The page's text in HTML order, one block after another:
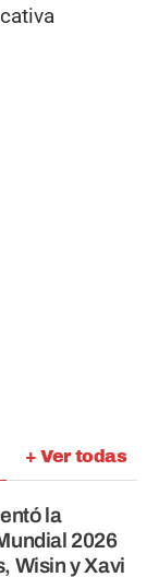
+ Ver todas
la
2026
Wisin y Xavi